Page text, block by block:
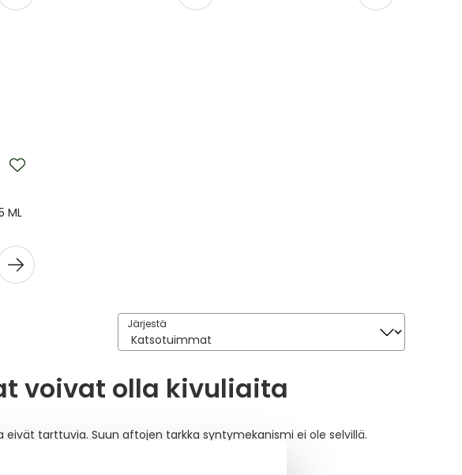
ML
Järjestä
Järjestä
voivat olla kivuliaita
tarttuvia. Suun aftojen tarkka syntymekanismi ei ole selvillä.